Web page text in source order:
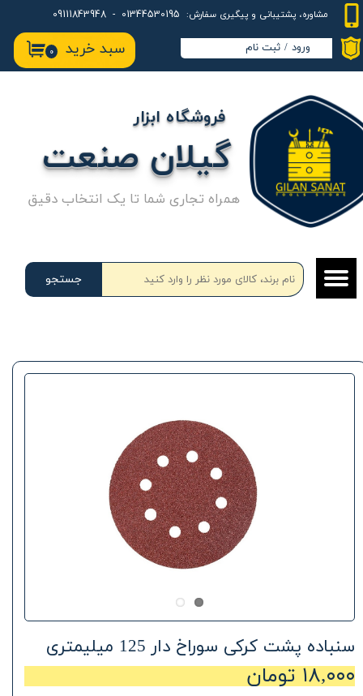
مشاوره، پشتیبانی و پیگیری سفارش:
۰ سبد خرید ورود / ثبت نام
حساب کاربری من
تغییر گذر واژه
سفارشات
خروج از حساب کاربری
جستجو
گیلان صنعت
فروشگاه ابزار
همراه تجاری شما تا یک انتخاب دقیق
سنباده پشت کرکی سوراخ دار 125 میلیمتری
۱۸,۰۰۰ تومان